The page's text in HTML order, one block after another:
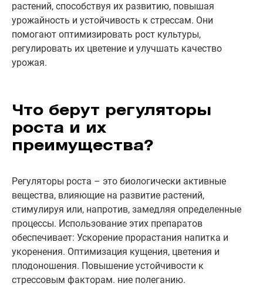
растений, способствуя их развитию, повышая
урожайность и устойчивость к стрессам. Они
помогают оптимизировать рост культуры,
регулировать их цветение и улучшать качество
урожая.
Что берут регуляторы
роста и их
преимущества?
Регуляторы роста – это биологически активные
вещества, влияющие на развитие растений,
стимулируя или, напротив, замедляя определенные
процессы. Использование этих препаратов
обеспечивает: Ускорение прорастания напитка и
укоренения. Оптимизация кущения, цветения и
плодоношения. Повышение устойчивости к
стрессовым факторам. ние полеганию.